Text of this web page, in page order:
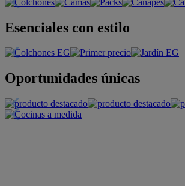
Esenciales con estilo
Oportunidades únicas